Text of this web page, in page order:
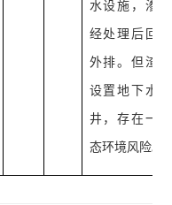
水设施，渗
经处理后回
外排。但渣
设置地下水
井，存在一
态环境风险。